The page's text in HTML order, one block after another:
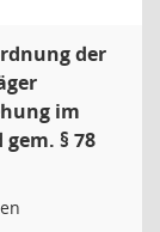
der
im
§ 78